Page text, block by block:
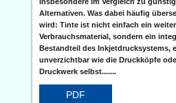
Alternativen. Was dabei häufig
wird: Tinte ist nicht einfach ein
Verbrauchsmaterial, sondern ein
Bestandteil des Inkjetdrucksystems,
unverzichtbar wie die Druckköpfe
Druckwerk selbst.......
PDF